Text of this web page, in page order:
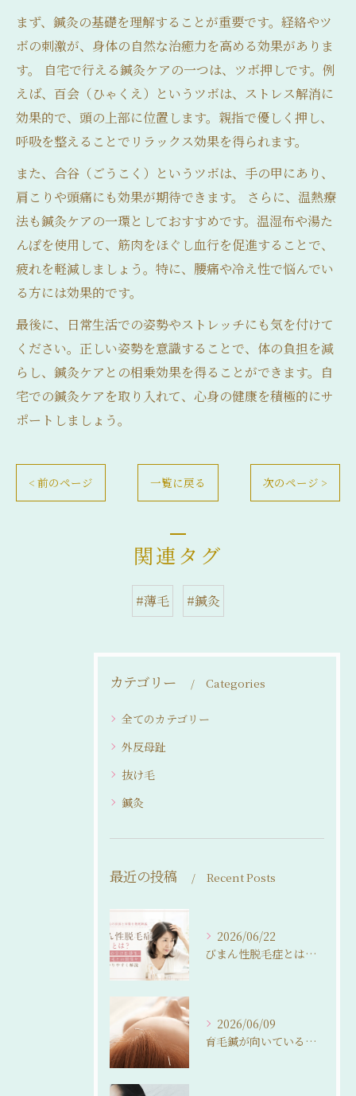
まず、鍼灸の基礎を理解することが重要です。経絡やツ
ボの刺激が、身体の自然な治癒力を高める効果がありま
す。 自宅で行える鍼灸ケアの一つは、ツボ押しです。例
えば、百会（ひゃくえ）というツボは、ストレス解消に
効果的で、頭の上部に位置します。親指で優しく押し、
呼吸を整えることでリラックス効果を得られます。
また、合谷（ごうこく）というツボは、手の甲にあり、
肩こりや頭痛にも効果が期待できます。 さらに、温熱療
法も鍼灸ケアの一環としておすすめです。温湿布や湯た
んぽを使用して、筋肉をほぐし血行を促進することで、
疲れを軽減しましょう。特に、腰痛や冷え性で悩んでい
る方には効果的です。
最後に、日常生活での姿勢やストレッチにも気を付けて
ください。正しい姿勢を意識することで、体の負担を減
らし、鍼灸ケアとの相乗効果を得ることができます。自
宅での鍼灸ケアを取り入れて、心身の健康を積極的にサ
ポートしましょう。
< 前のページ 一覧に戻る 次のページ >
関連タグ
#薄毛 #鍼灸
カテゴリー Categories
全てのカテゴリー
外反母趾
抜け毛
鍼灸
最近の投稿 Recent Posts
2026/06/22
びまん性脱毛症とは？女性の分け目薄毛・抜け毛との関係をわかりやすく解説
2026/06/09
育毛鍼が向いている人・向いていない人。 来院前に知っておいてほしいこと